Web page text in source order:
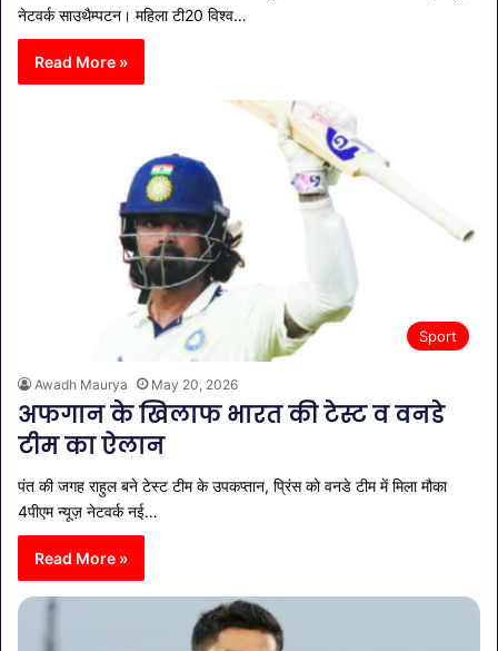
नेटवर्क साउथैम्पटन। महिला टी20 विश्व…
Read More »
Sport
Awadh Maurya May 20, 2026
अफगान के खिलाफ भारत की टेस्ट व वनडे
टीम का ऐलान
पंत की जगह राहुल बने टेस्ट टीम के उपकप्तान, प्रिंस को वनडे टीम में मिला मौका
4पीएम न्यूज़ नेटवर्क नई…
Read More »